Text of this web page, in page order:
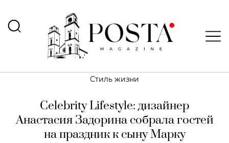
Стиль жизни
Celebrity Lifestyle: дизайнер
Анастасия Задорина собрала гостей
на праздник к сыну Марку